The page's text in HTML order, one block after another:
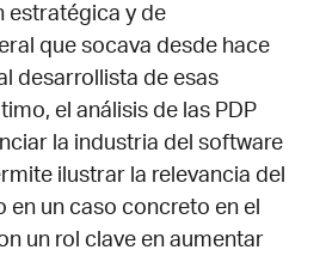
estratégica y de
que socava desde hace
desarrollista de esas
el análisis de las PDP
la industria del software
ilustrar la relevancia del
en un caso concreto en el
un rol clave en aumentar